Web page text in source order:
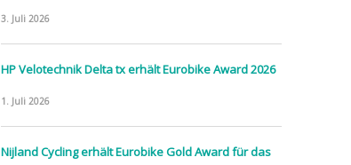
3. Juli 2026
HP Velotechnik Delta tx erhält Eurobike Award 2026
1. Juli 2026
Nijland Cycling erhält Eurobike Gold Award für das